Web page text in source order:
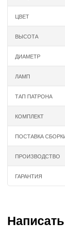
ЦВЕТ
ВЫСОТА
ДИАМЕТР
ЛАМП
ТАП ПАТРОНА
КОМПЛЕКТ
ПОСТАВКА
ПРОИЗВОДСТВО
ГАРАНТИЯ